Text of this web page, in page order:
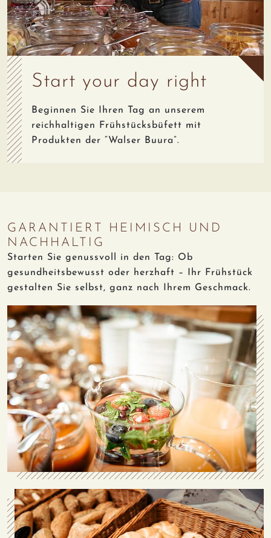
Start your day right
Beginnen Sie Ihren Tag an unserem
reichhaltigen Frühstücksbüfett mit
Produkten der “Walser Buura”.
GARANTIERT HEIMISCH UND
NACHHALTIG
Starten Sie genussvoll in den Tag: Ob
gesundheitsbewusst oder herzhaft – Ihr Frühstück
gestalten Sie selbst, ganz nach Ihrem Geschmack.